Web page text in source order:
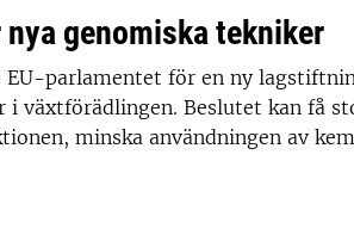
nya genomiska tekniker
EU-parlamentet för en ny
i växtförädlingen. Beslutet kan få
minska användningen av